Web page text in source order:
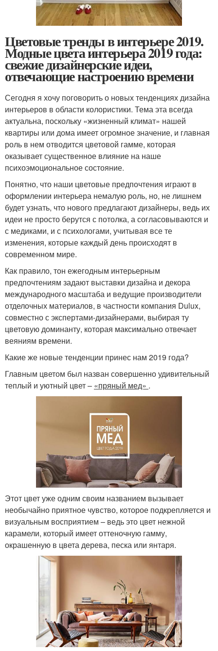
Цветовые тренды в интерьере 2019.
Модные цвета интерьера 2019 года:
свежие дизайнерские идеи,
отвечающие настроению времени
Сегодня я хочу поговорить о новых тенденциях дизайна
интерьеров в области колористики. Тема эта всегда
актуальна, поскольку «жизненный климат» нашей
квартиры или дома имеет огромное значение, и главная
роль в нем отводится цветовой гамме, которая
оказывает существенное влияние на наше
психоэмоциональное состояние.
Понятно, что наши цветовые предпочтения играют в
оформлении интерьера немалую роль, но, не лишнем
будет узнать, что нового предлагают дизайнеры, ведь их
идеи не просто берутся с потолка, а согласовываются и
с медиками, и с психологами, учитывая все те
изменения, которые каждый день происходят в
современном мире.
Как правило, тон ежегодным интерьерным
предпочтениям задают выставки дизайна и декора
международного масштаба и ведущие производители
отделочных материалов, в частности компания Dulux,
совместно с экспертами-дизайнерами, выбирая ту
цветовую доминанту, которая максимально отвечает
веяниям времени.
Какие же новые тенденции принес нам 2019 года?
Главным цветом был назван совершенно удивительный
теплый и уютный цвет – «пряный мед» .
Этот цвет уже одним своим названием вызывает
необычайно приятное чувство, которое подкрепляется и
визуальным восприятием – ведь это цвет нежной
карамели, который имеет оттеночную гамму,
окрашенную в цвета дерева, песка или янтаря.